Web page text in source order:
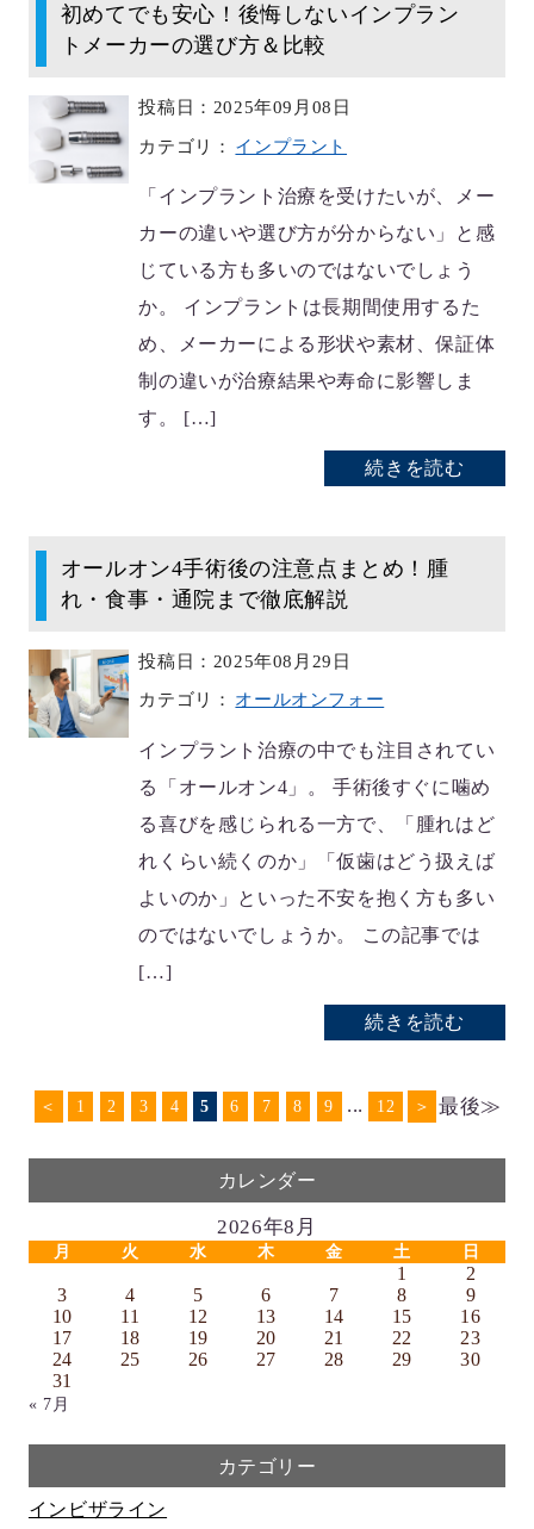
初めてでも安心！後悔しないインプラン
トメーカーの選び方＆比較
投稿日：2025年09月08日
カテゴリ： インプラント
「インプラント治療を受けたいが、メー
カーの違いや選び方が分からない」と感
じている方も多いのではないでしょう
か。 インプラントは長期間使用するた
め、メーカーによる形状や素材、保証体
制の違いが治療結果や寿命に影響しま
す。 […]
続きを読む
オールオン4手術後の注意点まとめ！腫
れ・食事・通院まで徹底解説
投稿日：2025年08月29日
カテゴリ： オールオンフォー
インプラント治療の中でも注目されてい
る「オールオン4」。 手術後すぐに噛め
る喜びを感じられる一方で、「腫れはど
れくらい続くのか」「仮歯はどう扱えば
よいのか」といった不安を抱く方も多い
のではないでしょうか。 この記事では
[…]
続きを読む
＜ 1 2 3 4 5 6 7 8 9 ... 12 ＞ 最後≫
カレンダー
2026年8月
月 火 水 木 金 土 日
1
2
3
4 5 6 7 8
9
10
11 12 13 14 15
16
17
18 19 20 21 22
23
24
25 26 27 28 29
30
31
« 7月
カテゴリー
インビザライン